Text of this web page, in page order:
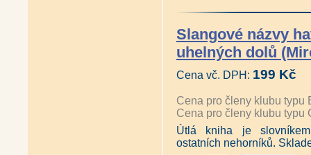
Slangové názvy
uhelných dolů
Cena vč. DPH: 199 Kč
Cena pro členy klubu typu
Cena pro členy klubu typu
Útlá kniha je
ostatních nehorníků.